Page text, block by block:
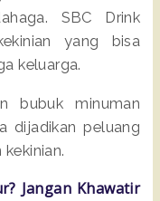
SBC Drink
yang bisa
keluarga.
bubuk minuman
dijadikan peluang
Jangan Khawatir